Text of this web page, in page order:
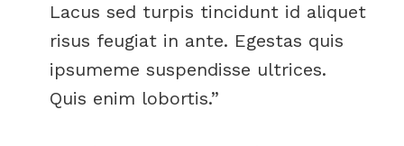
Lacus sed turpis tincidunt id aliquet
risus feugiat in ante. Egestas quis
ipsumeme suspendisse ultrices.
Quis enim lobortis.